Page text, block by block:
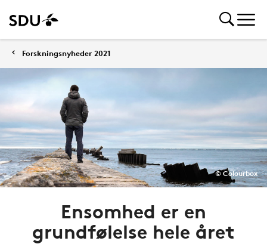
Forskningsnyheder 2021
© Colourbox
Ensomhed er en
grundfølelse hele året